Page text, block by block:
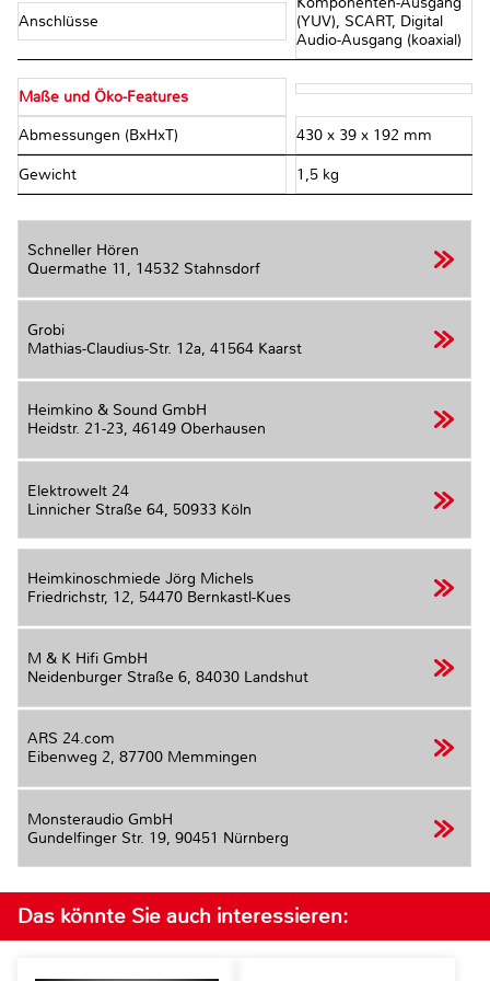
Anschlüsse
(YUV), SCART, Digital
Audio-Ausgang (koaxial)
Maße und Öko-Features
Abmessungen (BxHxT) 430 x 39 x 192 mm
Gewicht 1,5 kg
Schneller Hören
Quermathe 11, 14532 Stahnsdorf
Grobi
Mathias-Claudius-Str. 12a, 41564 Kaarst
Heimkino & Sound GmbH
Heidstr. 21-23, 46149 Oberhausen
Elektrowelt 24
Linnicher Straße 64, 50933 Köln
Heimkinoschmiede Jörg Michels
Friedrichstr, 12, 54470 Bernkastl-Kues
M & K Hifi GmbH
Neidenburger Straße 6, 84030 Landshut
ARS 24.com
Eibenweg 2, 87700 Memmingen
Monsteraudio GmbH
Gundelfinger Str. 19, 90451 Nürnberg
Das könnte Sie auch interessieren: